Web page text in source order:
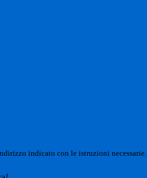
indicato con le istruzioni necessarie.